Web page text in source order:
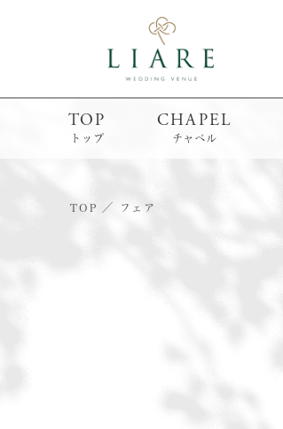
TOP
トップ
CHAPEL
チャペル
TOP フェア